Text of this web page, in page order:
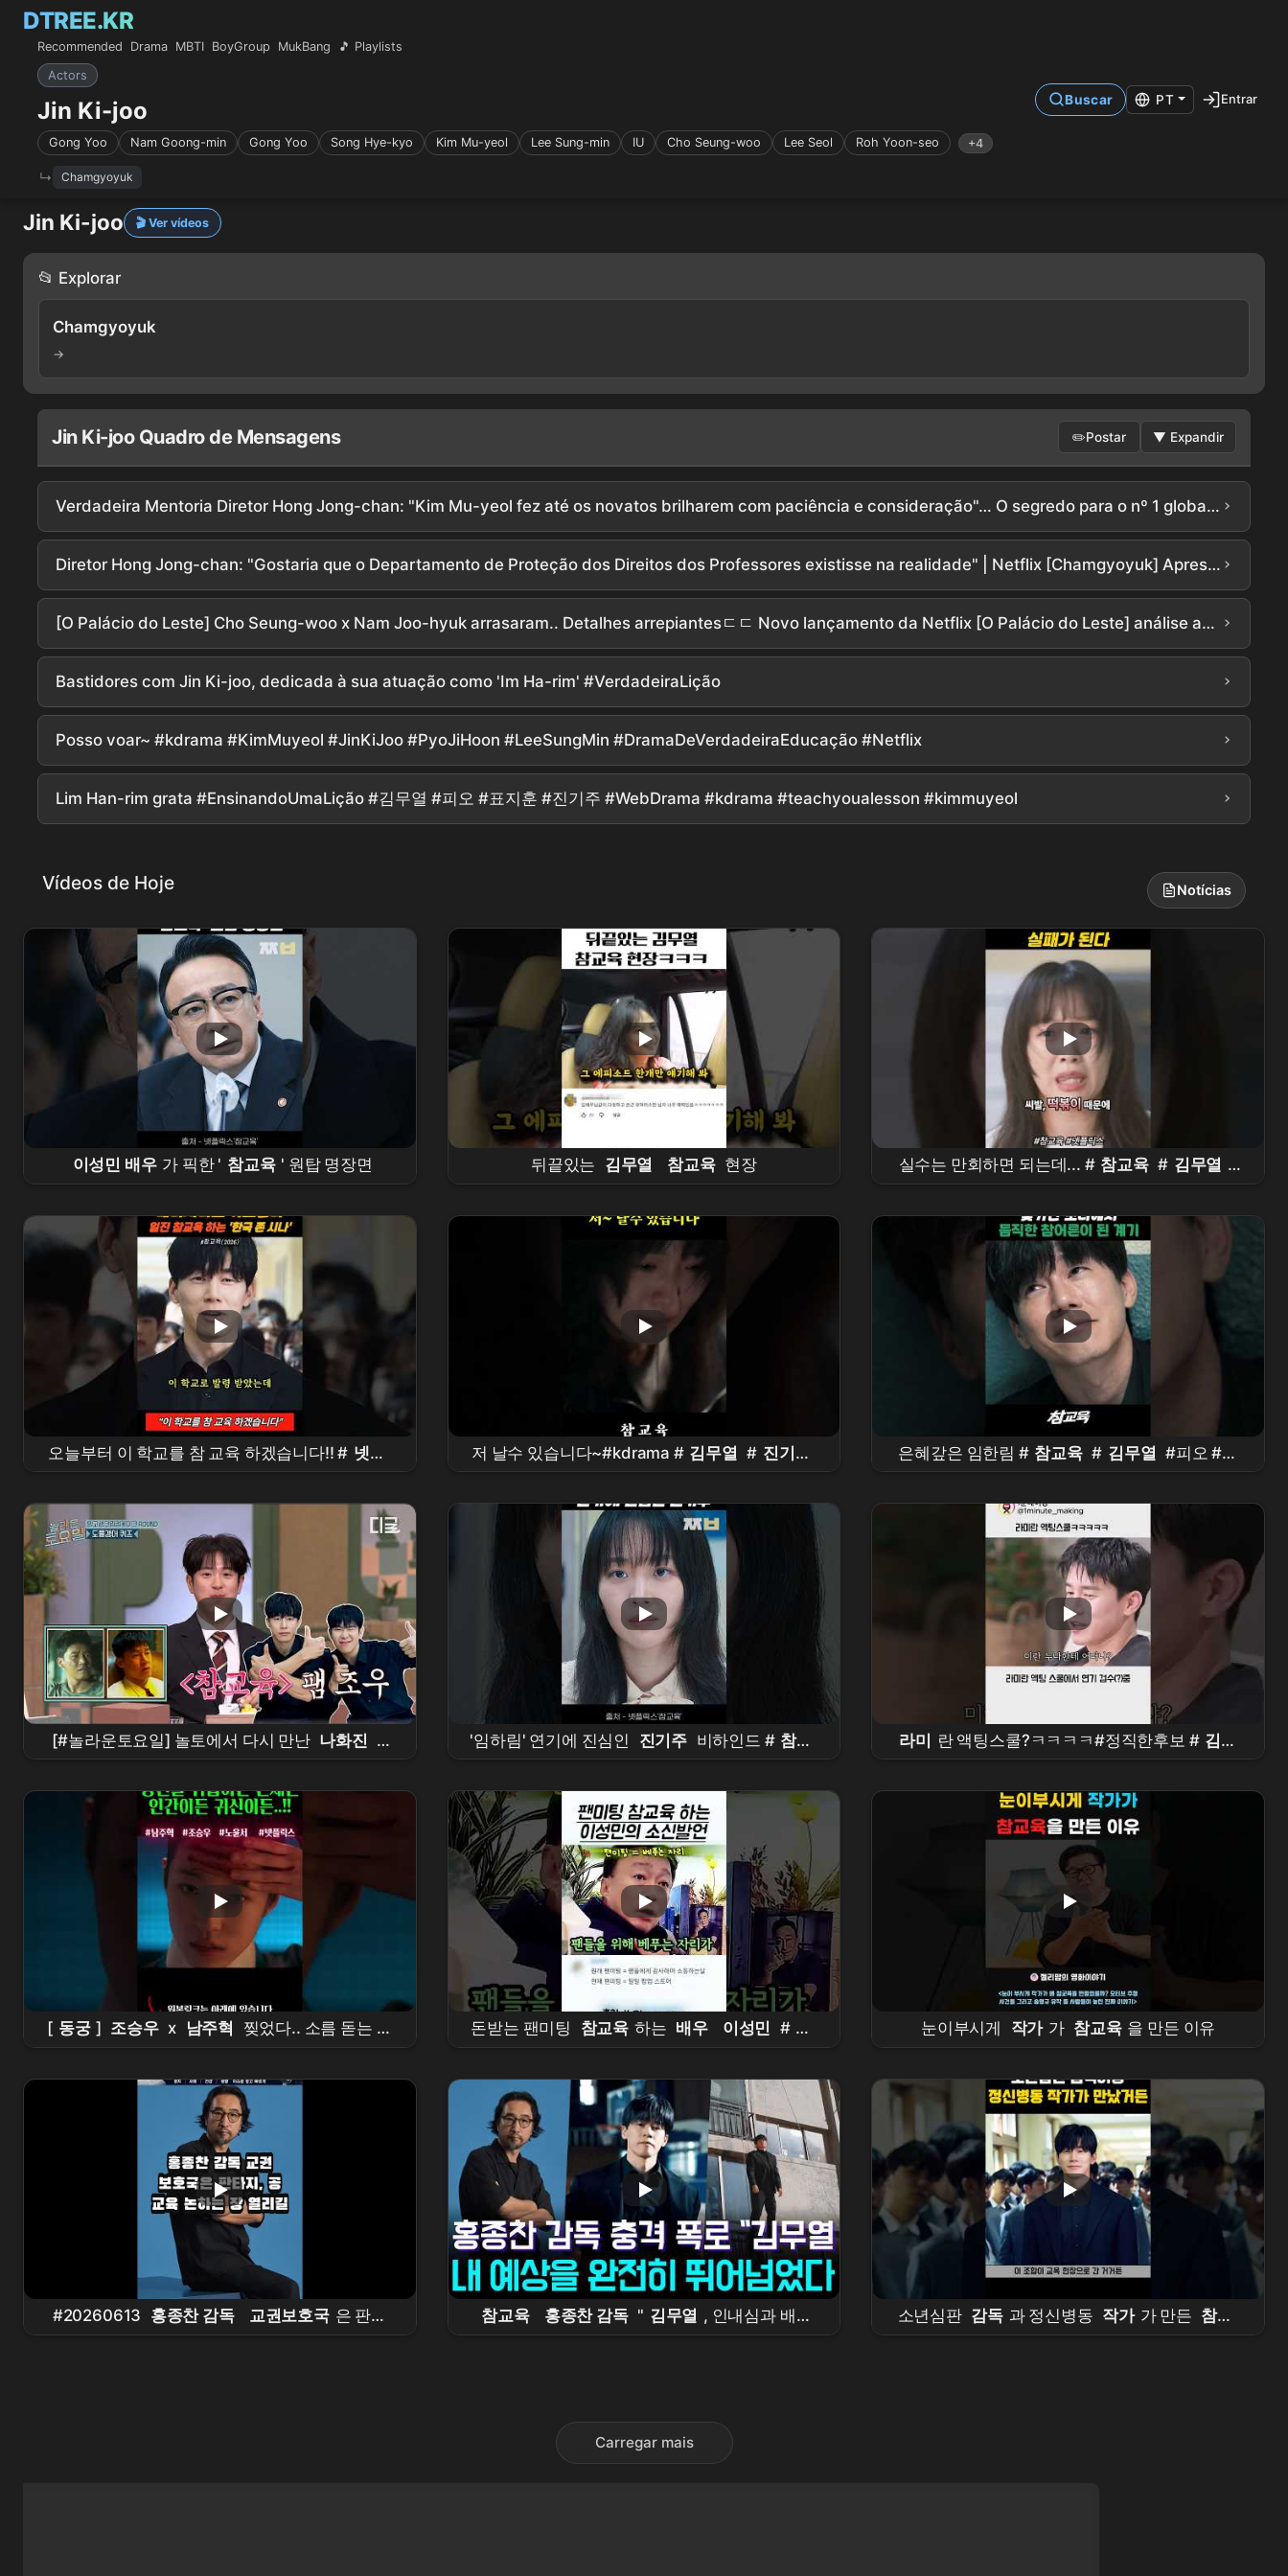
DTREE.KR
Recommended Drama MBTI BoyGroup MukBang
🎵 Playlists
Actors
Jin Ki-joo
Gong Yoo Nam Goong-min Gong Yoo Song Hye-kyo Kim Mu-yeol Lee Sung-min IU Cho Seung-woo Lee Seol Roh Yoon-seo +4
Chamgyoyuk
Buscar PT Entrar
Jin Ki-joo 🎬 Ver vídeos
📂 Explorar
Chamgyoyuk
→
Jin Ki-joo Quadro de Mensagens ✏️Postar ▼ Expandir
Verdadeira Mentoria Diretor Hong Jong-chan: "Kim Mu-yeol fez até os novatos brilharem com paciência e consideração"… O segredo para o nº 1 global em 3 dias ›
Diretor Hong Jong-chan: "Gostaria que o Departamento de Proteção dos Direitos dos Professores existisse na realidade" | Netflix [Chamgyoyuk] Apresentação da Produção | Teach You a Lesson | Netflix ›
[O Palácio do Leste] Cho Seung-woo x Nam Joo-hyuk arrasaram.. Detalhes arrepiantesㄷㄷ Novo lançamento da Netflix [O Palácio do Leste] análise aprofundada do teaser! Tem tudo de interessante, não é??? #the east palace #netflix ›
Bastidores com Jin Ki-joo, dedicada à sua atuação como 'Im Ha-rim' #VerdadeiraLição ›
Posso voar~ #kdrama #KimMuyeol #JinKiJoo #PyoJiHoon #LeeSungMin #DramaDeVerdadeiraEducação #Netflix ›
Lim Han-rim grata #EnsinandoUmaLição #김무열 #피오 #표지훈 #진기주 #WebDrama #kdrama #teachyoualesson #kimmuyeol ›
Vídeos de Hoje Notícias
이성민 배우 가 픽한 ' 참교육 ' 원탑 명장면 뒤끝있는 김무열 참교육 현장 실수는 만회하면 되는데... # 참교육 # 김무열 #
진기주 #koreandrama #kdrama
오늘부터 이 학교를 참 교육 하겠습니다!! # 넷플
릭스 # 참교육 # 김무열 #shorts
저 날수 있습니다~#kdrama # 김무열 # 진기주
#표지훈 # 이성민 # 참교육 드라마 # Netflix
은혜갚은 임한림 # 참교육 # 김무열 #피오 #표
지훈 # 진기주 #웹 드라마 #kdrama
[#놀라운토요일] 놀토에서 다시 만난 나화진 X
봉근대⁉️ 김무열 참교육 전과 후로 나뉘는 도플
'임하림' 연기에 진심인 진기주 비하인드 # 참교
육
라미 란 액팅스쿨?ㅋㅋㅋㅋ#정직한후보 # 김무
열 #비하인드 # 참교육
[ 동궁 ] 조승우 x 남주혁
찢었다.. 소름 돋는 디
테일ㄷㄷ 넷플릭스 신작 [ 동궁 ] 티저 정밀 분석!
palace # netflix
돈받는 팬미팅 참교육 하는 배우 이성민 # 이
성민 # 참교육
눈이부시게 작가 가 참교육 을 만든 이유
#20260613 홍종찬 감독 교권보호국 은 판타
지, 공교육 논하는 장 열리길 #연예 #뉴스쇼츠 #핵
참교육 홍종찬 감독 " 김무열 , 인내심과 배려
로 신인까지 빛나게 했다"…공개 3일 만에 글로벌 1
소년심판 감독 과 정신병동 작가 가 만든 참교
육 비하인드
Carregar mais